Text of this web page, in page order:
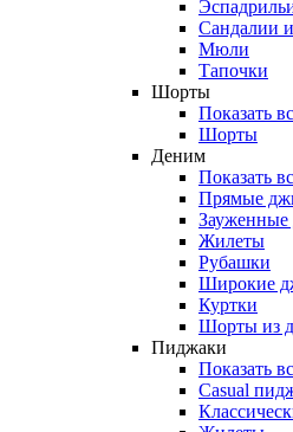
Сандалии
Мюли
Тапочки
Шорты
Показать
Шорты
Деним
Показать
Прямые
Жилеты
Рубашки
Широкие
Куртки
Шорты из
Пиджаки
Показать
Casual